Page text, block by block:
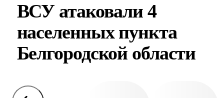
ВСУ атаковали 4
населенных пункта
Белгородской области